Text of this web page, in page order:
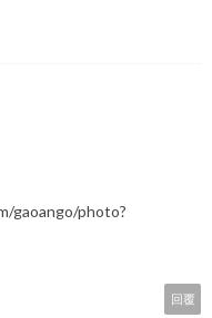
gaoango/photo?
回覆